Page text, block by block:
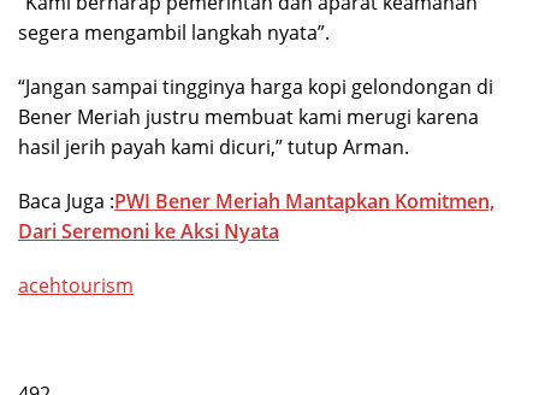
segera mengambil langkah nyata”.
“Jangan sampai tingginya harga kopi gelondongan di
Bener Meriah justru membuat kami merugi karena
hasil jerih payah kami dicuri,” tutup Arman.
Baca Juga :PWI Bener Meriah Mantapkan Komitmen,
Dari Seremoni ke Aksi Nyata
acehtourism